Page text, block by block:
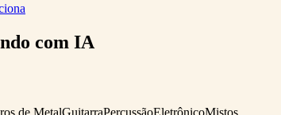
com IA
de MetalGuitarraPercussãoEletrônicoMistos